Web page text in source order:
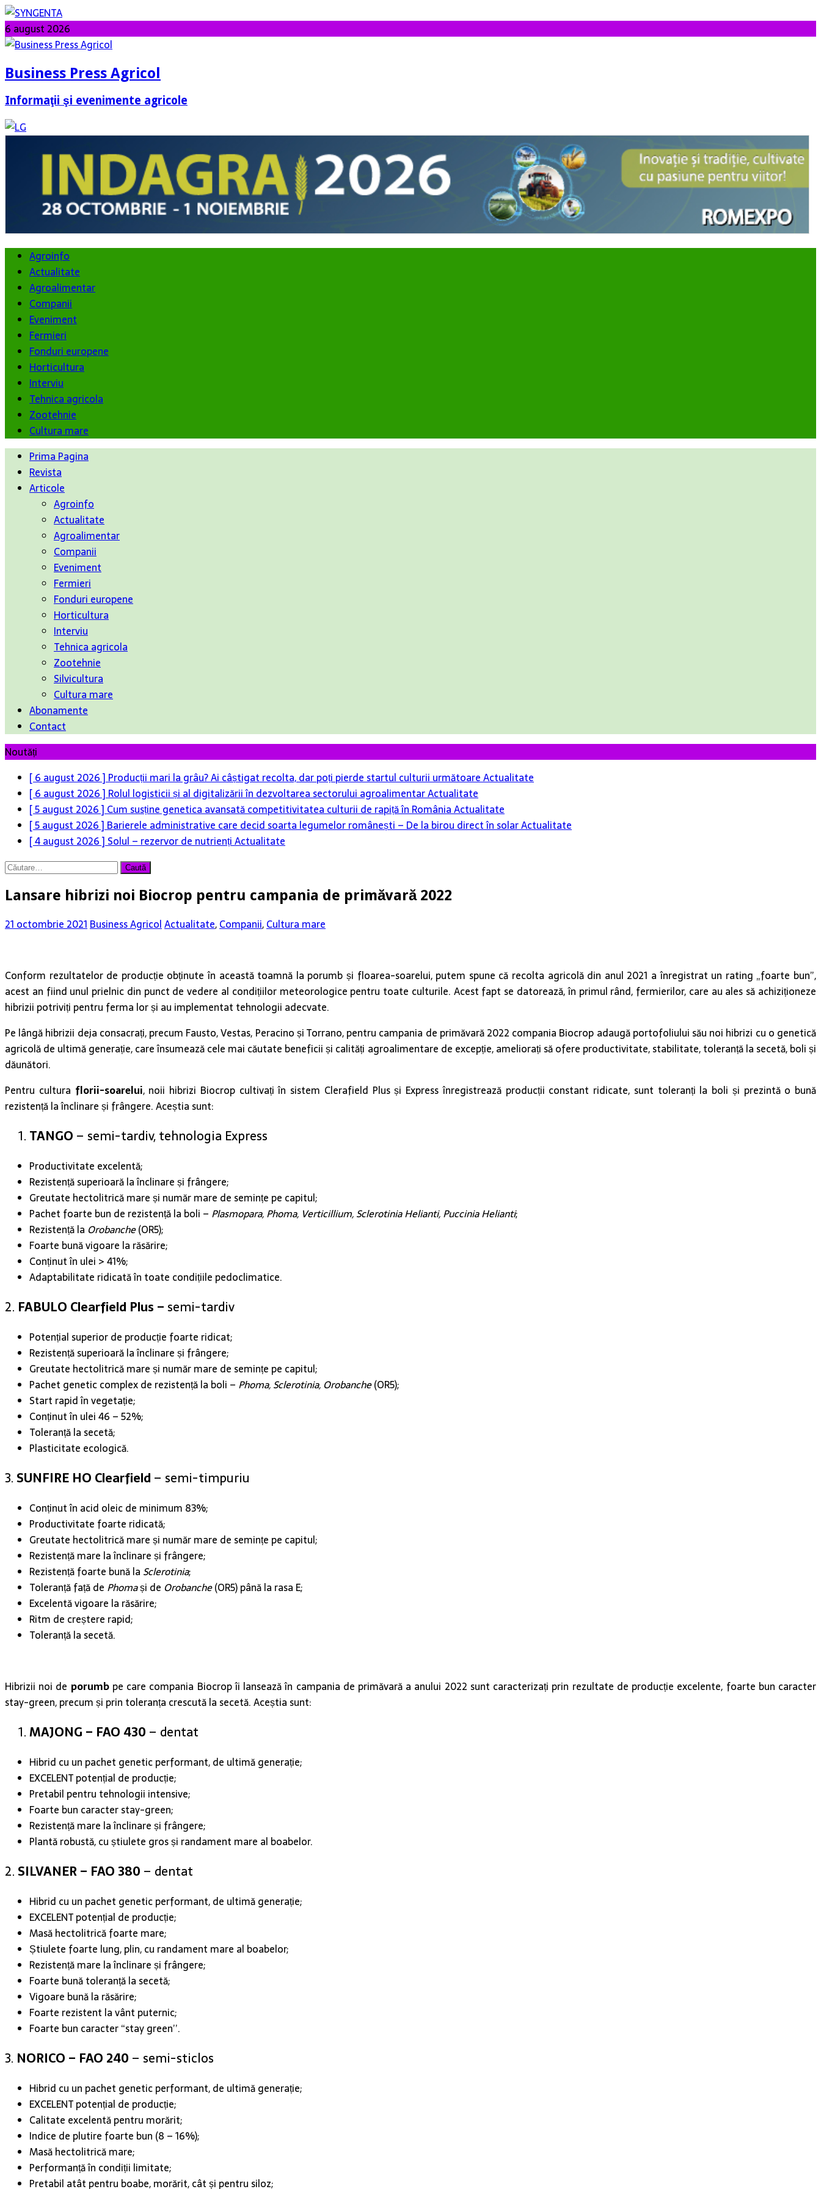
6 august 2026
Business Press Agricol
Informaţii şi evenimente agricole
Agroinfo
Actualitate
Agroalimentar
Companii
Eveniment
Fermieri
Fonduri europene
Horticultura
Interviu
Tehnica agricola
Zootehnie
Cultura mare
Prima Pagina
Revista
Articole
Agroinfo
Actualitate
Agroalimentar
Companii
Eveniment
Fermieri
Fonduri europene
Horticultura
Interviu
Tehnica agricola
Zootehnie
Silvicultura
Cultura mare
Abonamente
Contact
Noutăți
[ 6 august 2026 ] Producții mari la grâu? Ai câștigat recolta, dar poți pierde startul culturii următoareActualitate
[ 6 august 2026 ] Rolul logisticii și al digitalizării în dezvoltarea sectorului agroalimentarActualitate
[ 5 august 2026 ] Cum susține genetica avansată competitivitatea culturii de rapiță în RomâniaActualitate
[ 5 august 2026 ] Barierele administrative care decid soarta legumelor românești – De la birou direct în solarActualitate
[ 4 august 2026 ] Solul – rezervor de nutriențiActualitate
Caută
Lansare hibrizi noi Biocrop pentru campania de primăvară 2022
21 octombrie 2021 Business AgricolActualitate,Companii,Cultura mare
Conform rezultatelor de producție obținute în această toamnă la porumb și floarea-soarelui, putem spune că recolta agricolă din anul 2021 a înregistrat un rating „foarte bun”,
acest an fiind unul prielnic din punct de vedere al condițiilor meteorologice pentru toate culturile. Acest fapt se datorează, în primul rând, fermierilor, care au ales să achiziționeze
hibrizii potriviți pentru ferma lor și au implementat tehnologii adecvate.
Pe lângă hibrizii deja consacrați, precum Fausto, Vestas, Peracino și Torrano, pentru campania de primăvară 2022 compania Biocrop adaugă portofoliului său noi hibrizi cu o genetică
agricolă de ultimă generație, care însumează cele mai căutate beneficii și calități agroalimentare de excepție, ameliorați să ofere productivitate, stabilitate, toleranță la secetă, boli și
dăunători.
Pentru cultura florii-soarelui, noii hibrizi Biocrop cultivați în sistem Clerafield Plus și Express înregistrează producții constant ridicate, sunt toleranți la boli și prezintă o bună
rezistență la înclinare și frângere. Aceștia sunt:
TANGO – semi-tardiv, tehnologia Express
Productivitate excelentă;
Rezistență superioară la înclinare și frângere;
Greutate hectolitrică mare și număr mare de semințe pe capitul;
Pachet foarte bun de rezistență la boli – Plasmopara, Phoma, Verticillium, Sclerotinia Helianti, Puccinia Helianti;
Rezistență la Orobanche(OR5);
Foarte bună vigoare la răsărire;
Conținut în ulei > 41%;
Adaptabilitate ridicată în toate condițiile pedoclimatice.
2. FABULO Clearfield Plus –semi-tardiv
Potențial superior de producție foarte ridicat;
Rezistență superioară la înclinare și frângere;
Greutate hectolitrică mare și număr mare de semințe pe capitul;
Pachet genetic complex de rezistență la boli – Phoma, Sclerotinia, Orobanche(OR5);
Start rapid în vegetație;
Conținut în ulei 46 – 52%;
Toleranță la secetă;
Plasticitate ecologică.
3.SUNFIRE HO Clearfield – semi-timpuriu
Conținut în acid oleic de minimum 83%;
Productivitate foarte ridicată;
Greutate hectolitrică mare și număr mare de semințe pe capitul;
Rezistență mare la înclinare și frângere;
Rezistență foarte bună la Sclerotinia;
Toleranță față de Phomași de Orobanche(OR5) până la rasa E;
Excelentă vigoare la răsărire;
Ritm de creștere rapid;
Toleranță la secetă.
Hibrizii noi de porumbpe care compania Biocrop îi lansează în campania de primăvară a anului 2022 sunt caracterizați prin rezultate de producție excelente, foarte bun caracter
stay-green, precum și prin toleranța crescută la secetă. Aceștia sunt:
MAJONG – FAO 430 – dentat
Hibrid cu un pachet genetic performant, de ultimă generație;
EXCELENT potențial de producție;
Pretabil pentru tehnologii intensive;
Foarte bun caracter stay-green;
Rezistență mare la înclinare și frângere;
Plantă robustă, cu știulete gros și randament mare al boabelor.
2.SILVANER – FAO 380 – dentat
Hibrid cu un pachet genetic performant, de ultimă generație;
EXCELENT potențial de producție;
Masă hectolitrică foarte mare;
Știulete foarte lung, plin, cu randament mare al boabelor;
Rezistență mare la înclinare și frângere;
Foarte bună toleranță la secetă;
Vigoare bună la răsărire;
Foarte rezistent la vânt puternic;
Foarte bun caracter “stay green’’.
3. NORICO – FAO 240 – semi-sticlos
Hibrid cu un pachet genetic performant, de ultimă generație;
EXCELENT potențial de producție;
Calitate excelentă pentru morărit;
Indice de plutire foarte bun (8 – 16%);
Masă hectolitrică mare;
Performanță în condiții limitate;
Pretabil atât pentru boabe, morărit, cât și pentru siloz;